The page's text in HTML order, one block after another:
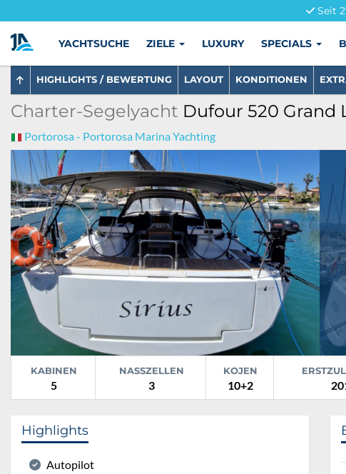
Seit
YACHTSUCHE ZIELE LUXURY SPECIALS
HIGHLIGHTS / BEWERTUNG LAYOUT KONDITIONEN
Charter-Segelyacht Dufour 520 Grand
Portorosa - Portorosa Marina Yachting
KABINEN
5
NASSZELLEN
3
KOJEN
10+2
Highlights
Autopilot